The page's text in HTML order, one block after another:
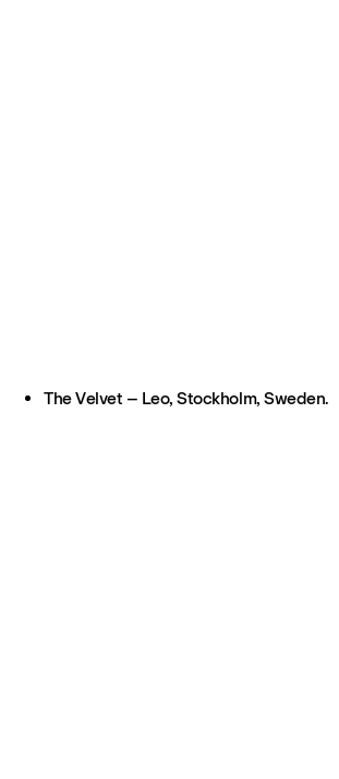
The Velvet – Leo, Stockholm, Sweden.